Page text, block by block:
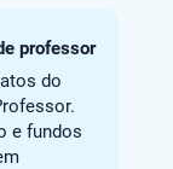
professor
do
e fundos